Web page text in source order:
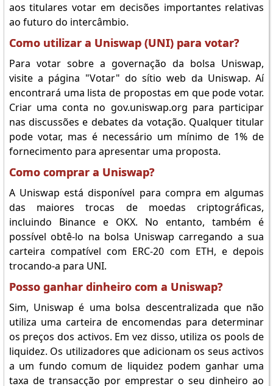
aos titulares votar em decisões importantes relativas
ao futuro do intercâmbio.
Como utilizar a Uniswap (UNI) para votar?
Para votar sobre a governação da bolsa Uniswap,
visite a página "Votar" do sítio web da Uniswap. Aí
encontrará uma lista de propostas em que pode votar.
Criar uma conta no gov.uniswap.org para participar
nas discussões e debates da votação. Qualquer titular
pode votar, mas é necessário um mínimo de 1% de
fornecimento para apresentar uma proposta.
Como comprar a Uniswap?
A Uniswap está disponível para compra em algumas
das maiores trocas de moedas criptográficas,
incluindo Binance e OKX. No entanto, também é
possível obtê-lo na bolsa Uniswap carregando a sua
carteira compatível com ERC-20 com ETH, e depois
trocando-a para UNI.
Posso ganhar dinheiro com a Uniswap?
Sim, Uniswap é uma bolsa descentralizada que não
utiliza uma carteira de encomendas para determinar
os preços dos activos. Em vez disso, utiliza os pools de
liquidez. Os utilizadores que adicionam os seus activos
a um fundo comum de liquidez podem ganhar uma
taxa de transacção por emprestar o seu dinheiro ao